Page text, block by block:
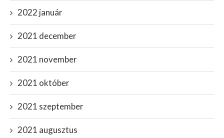
2022 január
2021 december
2021 november
2021 október
2021 szeptember
2021 augusztus